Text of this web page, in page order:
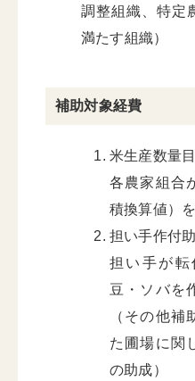
調整組織、特定
満たす組織）
補助対象経費
米生産数量
各農家組合
積換算値）
担い手作付
担い手が転
豆・ソバを
（その他補
た圃場に関
の助成）